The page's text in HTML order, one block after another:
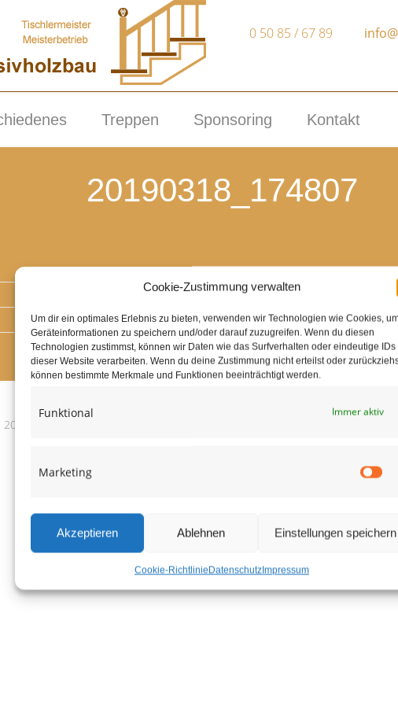
Cookie-Zustimmung verwalten
Um dir ein optimales Erlebnis zu bieten, verwenden wir Technologien wie Cookies,
Geräteinformationen zu speichern und/oder darauf zuzugreifen. Wenn du diesen
Technologien zustimmst, können wir Daten wie das Surfverhalten oder eindeutige IDs
dieser Website verarbeiten. Wenn du deine Zustimmung nicht erteilst oder
können bestimmte Merkmale und Funktionen beeinträchtigt werden.
Funktional Immer aktiv
Marketing
Akzeptieren Ablehnen Einstellungen speichern
Cookie-RichtlinieDatenschutzImpressum
0 50 85 / 67 89
Treppen Sponsoring Kontakt
20190318_174807
seit 15 Jahren selbständig
modern